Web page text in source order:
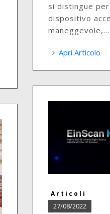
si distingue
dispositivo
maneggevole,...
Apri Articolo
Articoli
27/08/2022